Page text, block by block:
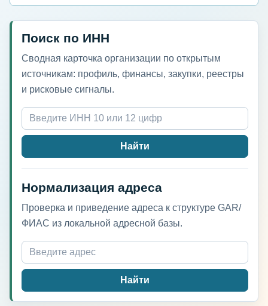
Поиск по ИНН
Сводная карточка организации по открытым
источникам: профиль, финансы, закупки, реестры
и рисковые сигналы.
Найти
Нормализация адреса
Проверка и приведение адреса к структуре GAR/
ФИАС из локальной адресной базы.
Найти